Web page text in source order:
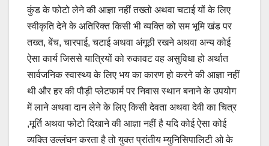
कुंड के फोटो लेने की आज्ञा नहीं तख्तो अथवा चटाई यों के लिए
स्वीकृति देने के अतिरिक्त किसी भी व्यक्ति को सम भूमि खंड पर
तख्त, बेंच, चारपाई, चटाई अथवा अंगूठी रखने अथवा अन्य कोई
ऐसा कार्य जिससे यात्रियों को रुकावट वह असुविधा हो अर्थात
सार्वजनिक स्वास्थ्य के लिए भय का कारण हो करने की आज्ञा नहीं
थी और हर की पौड़ी प्लेटफार्म पर निवास स्थान बनाने के उपयोग
में लाने अथवा दान लेने के लिए किसी देवता अथवा देवी का चित्र
,मूर्ति अथवा फोटो दिखाने की आज्ञा नहीं है यदि कोई ऐसा कोई
व्यक्ति उल्लंघन करता है तो युक्त प्रांतीय म्युनिसिपालिटी ओ के